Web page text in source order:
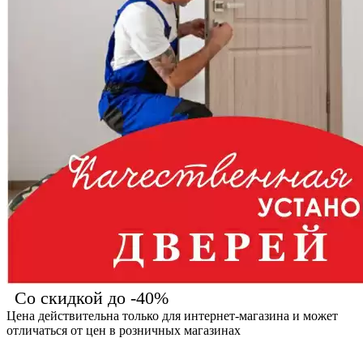
Со скидкой до -40%
Цена действительна только для интернет-магазина и может
отличаться от цен в розничных магазинах